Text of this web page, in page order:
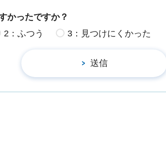
かったですか？
2：ふつう 3：見つけにくかった